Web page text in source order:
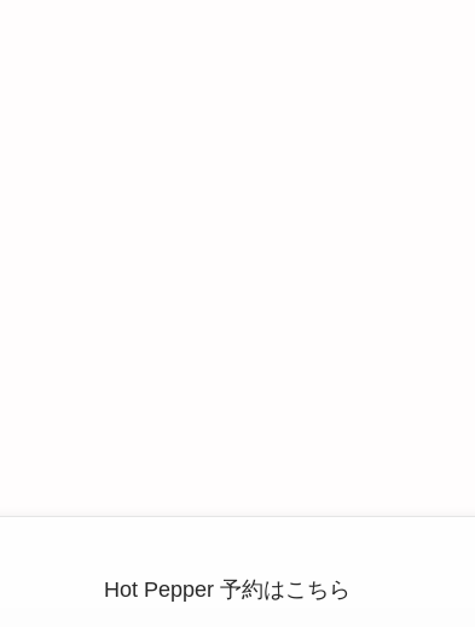
Hot Pepper 予約はこちら